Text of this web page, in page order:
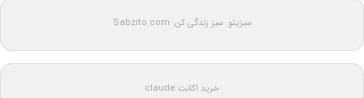
سبزیتو: سبز زندگی کن: Sabzito.com
خرید اکانت claude